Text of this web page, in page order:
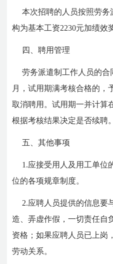
本次招聘的人员按照劳
构为基本工资2230元加绩效
四、聘用管理
劳务派遣制工作人员的
月，试用期满考核合格的，
取消聘用。试用期一并计算
根据考核结果决定是否续聘。
五、其他事项
1.应接受用人及用工单位
位的各项规章制度。
2.应聘人员提供的信息要
造、弄虚作假，一切责任自
资格；如果应聘人员已上岗
劳动关系。